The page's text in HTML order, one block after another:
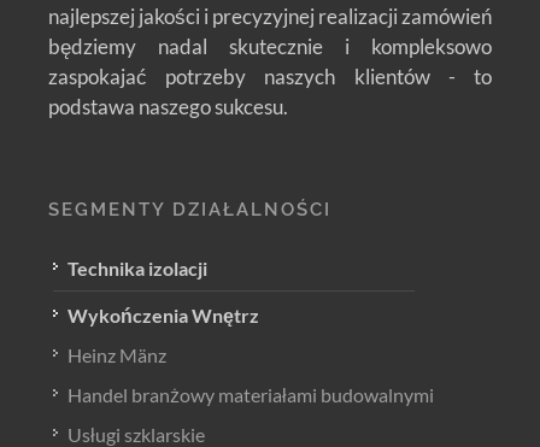
najlepszej jakości i precyzyjnej realizacji zamówień
będziemy nadal skutecznie i kompleksowo
zaspokajać potrzeby naszych klientów - to
podstawa naszego sukcesu.
SEGMENTY DZIAŁALNOŚCI
Technika izolacji
Wykończenia Wnętrz
Heinz Mänz
Handel branżowy materiałami budowalnymi
Usługi szklarskie